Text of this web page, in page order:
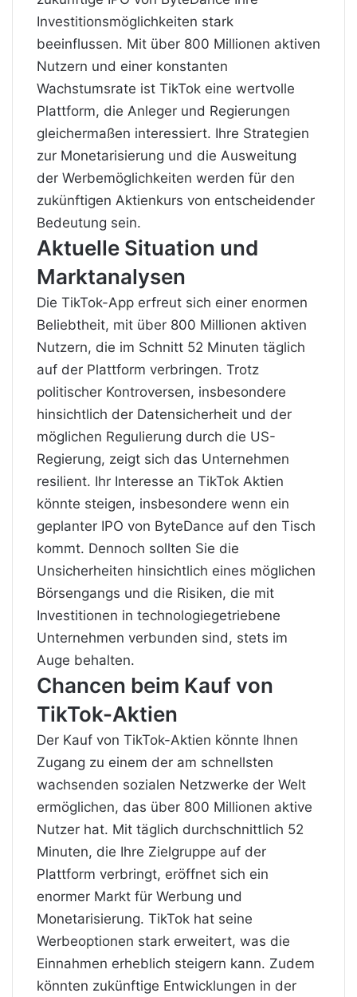
Investitionsmöglichkeiten stark
beeinflussen. Mit über 800 Millionen aktiven
Nutzern und einer konstanten
Wachstumsrate ist TikTok eine wertvolle
Plattform, die Anleger und Regierungen
gleichermaßen interessiert. Ihre Strategien
zur Monetarisierung und die Ausweitung
der Werbemöglichkeiten werden für den
zukünftigen Aktienkurs von entscheidender
Bedeutung sein.
Aktuelle Situation und
Marktanalysen
Die TikTok-App erfreut sich einer enormen
Beliebtheit, mit über 800 Millionen aktiven
Nutzern, die im Schnitt 52 Minuten täglich
auf der Plattform verbringen. Trotz
politischer Kontroversen, insbesondere
hinsichtlich der Datensicherheit und der
möglichen Regulierung durch die US-
Regierung, zeigt sich das Unternehmen
resilient. Ihr Interesse an TikTok Aktien
könnte steigen, insbesondere wenn ein
geplanter IPO von ByteDance auf den Tisch
kommt. Dennoch sollten Sie die
Unsicherheiten hinsichtlich eines möglichen
Börsengangs und die Risiken, die mit
Investitionen in technologiegetriebene
Unternehmen verbunden sind, stets im
Auge behalten.
Chancen beim Kauf von
TikTok-Aktien
Der Kauf von TikTok-Aktien könnte Ihnen
Zugang zu einem der am schnellsten
wachsenden sozialen Netzwerke der Welt
ermöglichen, das über 800 Millionen aktive
Nutzer hat. Mit täglich durchschnittlich 52
Minuten, die Ihre Zielgruppe auf der
Plattform verbringt, eröffnet sich ein
enormer Markt für Werbung und
Monetarisierung. TikTok hat seine
Werbeoptionen stark erweitert, was die
Einnahmen erheblich steigern kann. Zudem
könnten zukünftige Entwicklungen in der